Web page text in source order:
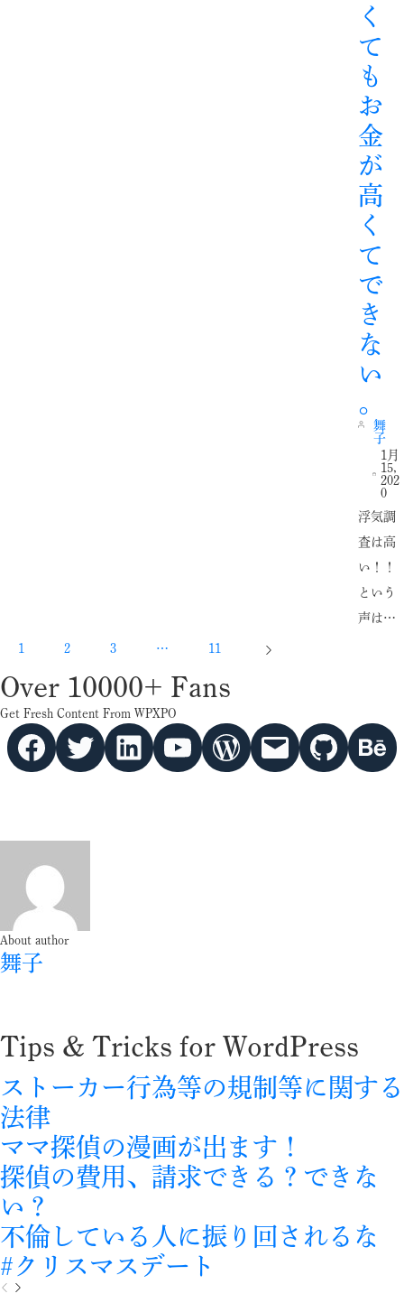
く
て
も
お
金
が
高
く
て
で
き
な
い
。
舞
子
1月
15,
202
0
浮気調
査は高
い！！
という
声は…
1 2 3 … 11
Over 10000+ Fans
Get Fresh Content From WPXPO
Facebook Twitter hello vaa YouTube WordPress Mail GitHub Behance
About author
舞子
Tips & Tricks for WordPress
ストーカー行為等の規制等に関する
法律
ママ探偵の漫画が出ます！
探偵の費用、請求できる？できな
い？
不倫している人に振り回されるな
#クリスマスデート
P
N